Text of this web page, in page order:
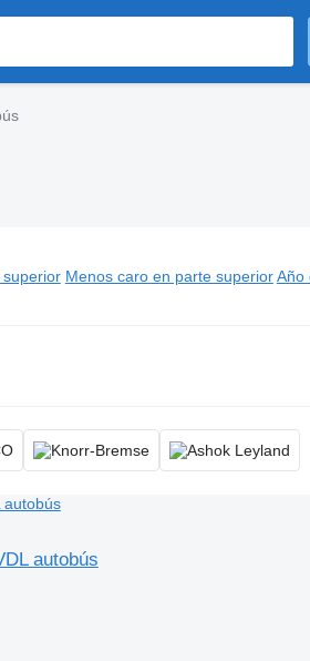
autobúsMenos caro en parte superior Año
autobús